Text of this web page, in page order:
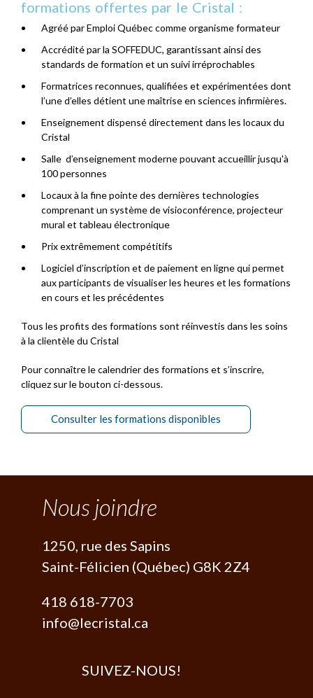
formations offertes par le Cristal :
Agréé par Emploi Québec comme organisme formateur
Accrédité par la SOFFEDUC, garantissant ainsi des
standards de formation et un suivi irréprochables
Formatrices reconnues, qualifiées et expérimentées dont
l’une d’elles détient une maîtrise en sciences infirmières.
Enseignement dispensé directement dans les locaux du
Cristal
Salle d’enseignement moderne pouvant accueillir jusqu'à
100 personnes
Locaux à la fine pointe des dernières technologies
comprenant un système de visioconférence, projecteur
mural et tableau électronique
Prix extrêmement compétitifs
Logiciel d’inscription et de paiement en ligne qui permet
aux participants de visualiser les heures et les formations
en cours et les précédentes
Tous les profits des formations sont réinvestis dans les soins
à la clientèle du Cristal
Pour connaître le calendrier des formations et s’inscrire,
cliquez sur le bouton ci-dessous.
Consulter les formations disponibles
Nous joindre
1250, rue des Sapins
Saint-Félicien (Québec) G8K 2Z4
418 618-7703
info@lecristal.ca
SUIVEZ-NOUS!